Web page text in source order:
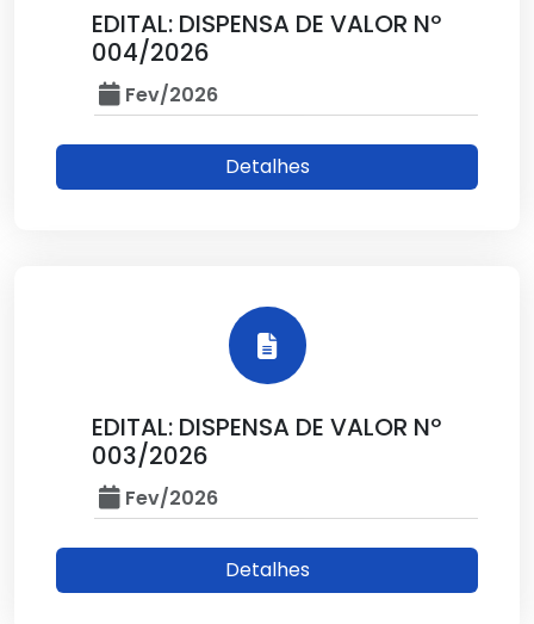
EDITAL: DISPENSA DE VALOR Nº
004/2026
Fev/2026
Detalhes
EDITAL: DISPENSA DE VALOR Nº
003/2026
Fev/2026
Detalhes